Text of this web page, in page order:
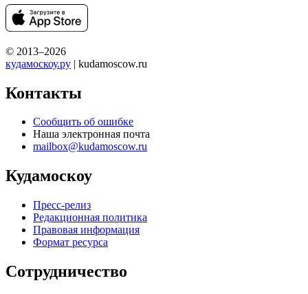
© 2013–2026
кудамоскоу.ру | kudamoscow.ru
Контакты
Сообщить об ошибке
Наша электронная почта
mailbox@kudamoscow.ru
Кудамоскоу
Пресс-релиз
Редакционная политика
Правовая информация
Формат ресурса
Сотрудничество